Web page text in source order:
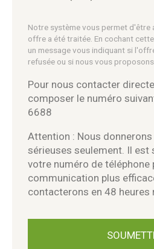
Notre système vous permet d'être
offre a été traitée. En cochant
un message vous indiquant si
refusée ou si nous vous
Pour nous contacter
composer le numéro
6688
Attention : Nous
sérieuses seulement. Il est
votre numéro de téléphone
communication plus
contacterons en 48 heures